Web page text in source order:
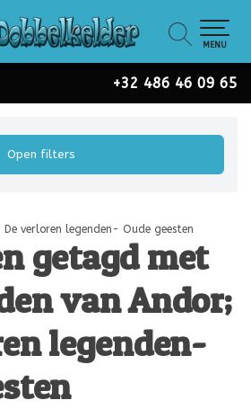
+32 486 46 09 65
MENU
Open filters
De verloren legenden- Oude geesten
getagd met
van Andor;
legenden-